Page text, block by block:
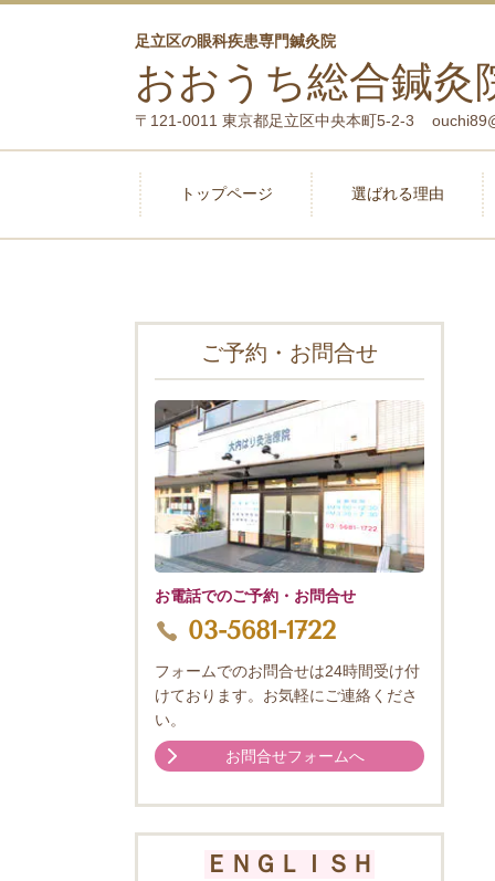
足立区の眼科疾患専門鍼灸院
おおうち総合鍼灸
〒121-0011 東京都足立区中央本町5-2-3
トップページ 選ばれる理由
ご予約・お問合せ
お電話でのご予約・お問合せ
03-5681-1722
フォームでのお問合せは24時間受け付
けております。お気軽にご連絡くださ
い。
お問合せフォームへ
ＥＮＧＬＩＳＨ